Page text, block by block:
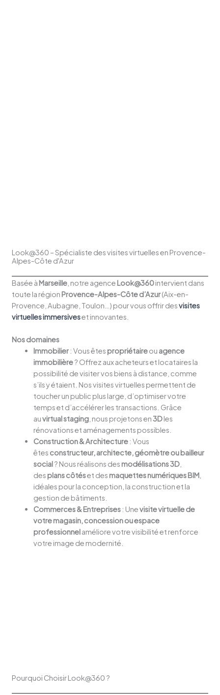
Look@360 – Spécialiste des visites virtuelles en Provence-
Alpes-Côte d'Azur
Basée à Marseille , notre agence Look@360intervient dans
toute la région Provence-Alpes-Côte d’Azur(Aix-en-
Provence, Aubagne, Toulon…) pour vous offrir desvisites
virtuelles immersiveset innovantes.
Nos domaines
Immobilier: Vous êtes propriétaireou agence
immobilière? Offrez aux acheteurs et locataires la
possibilité de visiter vos biens à distance, comme
s’ils y étaient. Nos visites virtuelles permettent de
toucher un public plus large, d’optimiser votre
temps et d’accélérer les transactions. Grâce
auvirtual staging, nous projetons en3Dles
rénovations et aménagements possibles.
Construction & Architecture: Vous
êtes constructeur, architecte, géomètre ou bailleur
social? Nous réalisons des modélisations 3D,
des plans côtéset des maquettes numériques BIM,
idéales pour la conception, la construction et la
gestion de bâtiments.
Commerces & Entreprises: Unevisite virtuelle de
votre magasin, concession ou espace
professionnelaméliore votre visibilité et renforce
votre image de modernité.
Pourquoi Choisir Look@360 ?